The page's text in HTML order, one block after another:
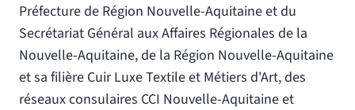
Préfecture de Région Nouvelle-Aquitaine et du
Secrétariat Général aux Affaires Régionales de la
Nouvelle-Aquitaine, de la Région Nouvelle-Aquitaine
et sa filière Cuir Luxe Textile et Métiers d'Art, des
réseaux consulaires CCI Nouvelle-Aquitaine et